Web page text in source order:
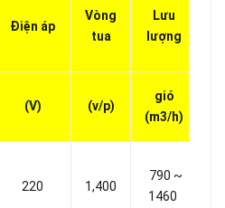
Điện áp
Vòng
tua
Lưu
lượng
(V) (v/p)
gió
(m3/h)
220 1,400
790 ~
1460